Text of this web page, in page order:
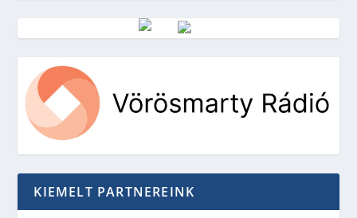
Vörösmarty Rádió
KIEMELT PARTNEREINK